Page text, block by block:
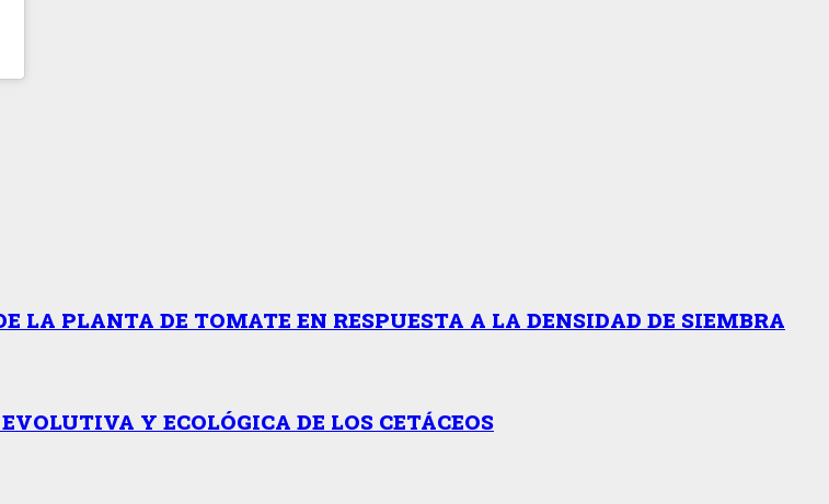
LA PLANTA DE TOMATE EN RESPUESTA A LA DENSIDAD DE SIEMBRA
Y ECOLÓGICA DE LOS CETÁCEOS